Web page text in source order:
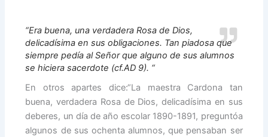
“Era buena, una verdadera Rosa de Dios,
delicadísima en sus obligaciones. Tan piadosa que
siempre pedía al Señor que alguno de sus alumnos
se hiciera sacerdote (cf.AD 9). “
En otros apartes dice:“La maestra Cardona tan
buena, verdadera Rosa de Dios, delicadísima en sus
deberes, un día de año escolar 1890-1891, preguntóa
algunos de sus ochenta alumnos, que pensaban ser